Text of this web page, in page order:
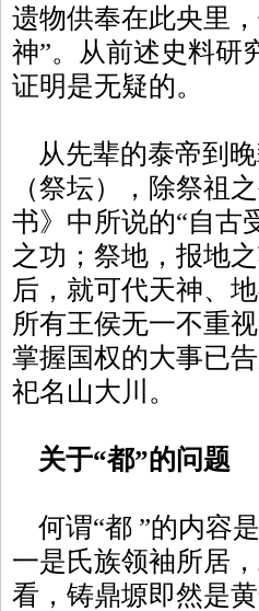
遗物供奉在此央里
神”。从前述史料研
证明是无疑的。
从先辈的泰帝到
（祭坛），除祭祖
书》中所说的“自古
之功；祭地，报地
后，就可代天神、
所有王侯无一不重
掌握国权的大事已
祀名山大川。
关于“都”的问题
何谓“都 ”的内容
一是氏族领袖所居
看，铸鼎塬即然是